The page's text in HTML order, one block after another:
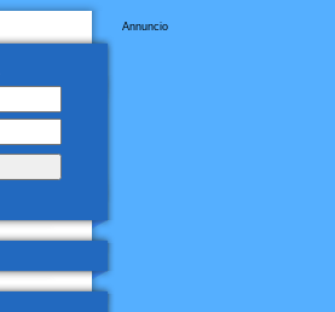
Annuncio